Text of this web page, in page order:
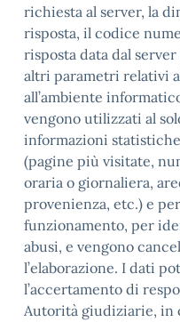
richiesta al server, la
risposta, il codice
risposta data dal
altri parametri relativi
all’ambiente
vengono utilizzati al
informazioni
(pagine più visitate,
oraria o giornaliera,
provenienza, etc.) e
funzionamento, per
abusi, e vengono
l’elaborazione. I dati
l’accertamento di
Autorità giudiziarie, in